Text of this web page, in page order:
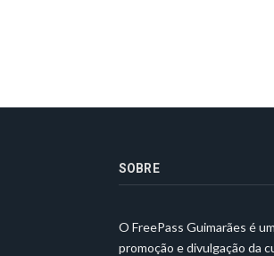
SOBRE
O FreePass Guimarães é
promoção e divulgação da